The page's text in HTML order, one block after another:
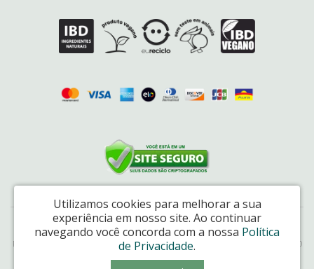
Natural Link Comércio de Cosméticos Ltda - CNPJ: 17.048.226/0001-65
Rua da Paz, 6085, box 514, Mercado Municipal, Centro, Curitiba/PR – CEP 80060-160
Cativa Natureza © 2026
Utilizamos cookies para melhorar a sua
experiência em nosso site. Ao continuar
navegando você concorda com a nossa Política
de Privacidade.